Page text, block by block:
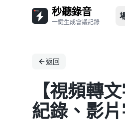
秒聽錄音
一鍵生成會議記錄
返回
【視頻轉
紀錄、影